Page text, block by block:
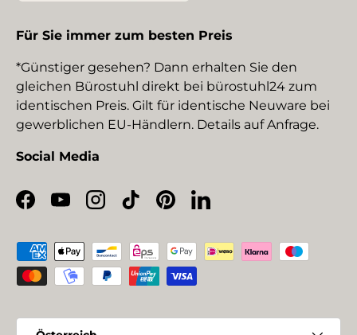
Für Sie immer zum besten Preis
*Günstiger gesehen? Dann erhalten Sie den
gleichen Bürostuhl direkt bei bürostuhl24 zum
identischen Preis. Gilt für identische Neuware bei
gewerblichen EU-Händlern. Details auf Anfrage.
Social Media
Facebook
YouTubeInstagram
TikTokPinterestLinkedIn
Zahlungsmethoden
Land/Region